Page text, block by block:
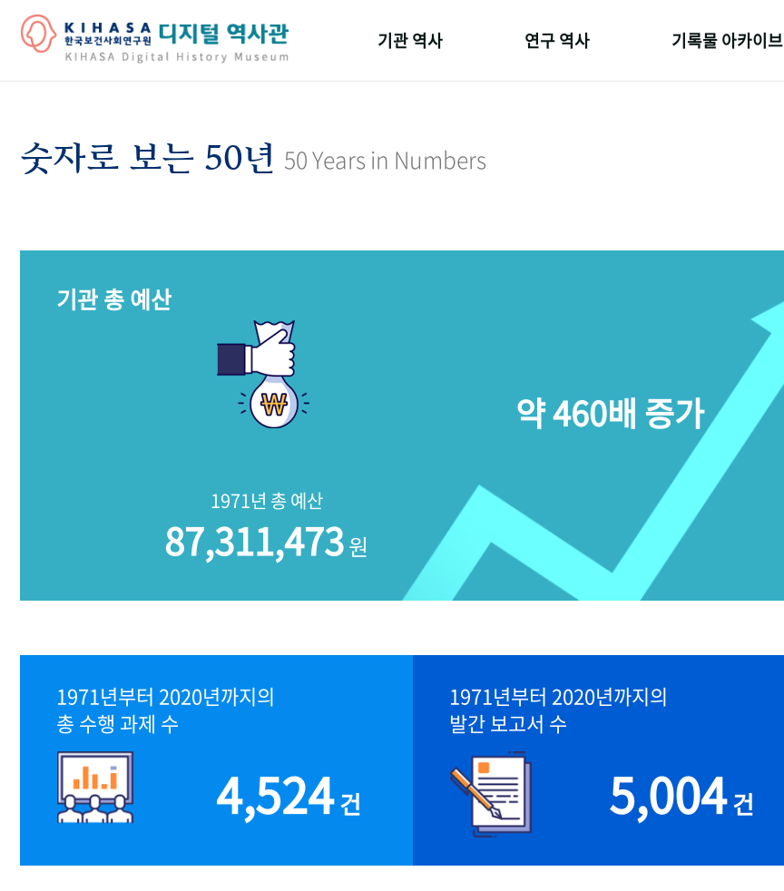
기관 역사 연구 역사 기록물 아카이브
숫자로 보는 50년 50 Years in Numbers
기관 총 예산
1971년 총 예산
87,311,473원
약 460배 증가
1971년부터 2020년까지의
총 수행 과제 수
4,524건
1971년부터 2020년까지의
발간 보고서 수
5,004건